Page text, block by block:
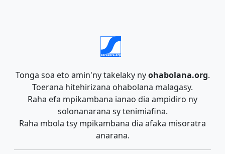
Tonga soa eto amin'ny takelaky nyohabolana.org.
Toerana hitehirizana ohabolana malagasy.
Raha efa mpikambana ianao dia ampidiro ny
solonanarana sy tenimiafina.
Raha mbola tsy mpikambana dia afaka misoratra
anarana.